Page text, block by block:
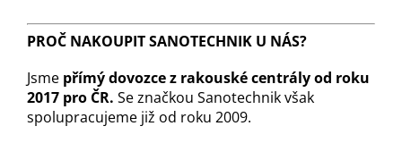
PROČ NAKOUPIT SANOTECHNIK U NÁS?
Jsme přímý dovozce z rakouské centrály od roku
2017 pro ČR. Se značkou Sanotechnik však
spolupracujeme již od roku 2009.